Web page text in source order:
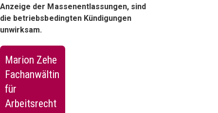
Anzeige der Massenentlassungen, sind
die betriebsbedingten Kündigungen
unwirksam.
Marion Zehe
Fachanwältin
für
Arbeitsrecht